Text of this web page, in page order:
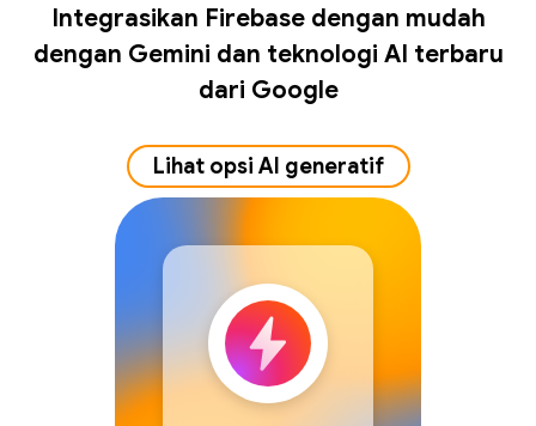
Integrasikan Firebase dengan mudah
dengan Gemini dan teknologi AI terbaru
dari Google
Lihat opsi AI generatif